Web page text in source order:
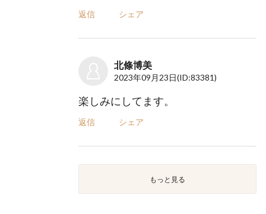
返信 シェア
北條博美
2023年09月23日(ID:83381)
楽しみにしてます。
返信 シェア
もっと見る